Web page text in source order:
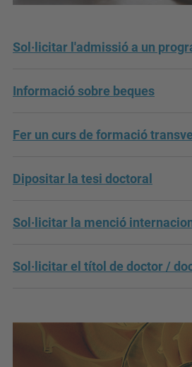
Sol·licitar l'admissió a un
Informació sobre beques
Fer un curs de formació
Dipositar la tesi doctoral
Sol·licitar la menció
Sol·licitar el títol de doctor /